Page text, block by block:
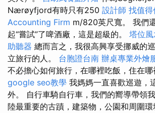
Nærøyfjord有時只有250 設計師 找值得
Accounting Firm m/820英尺寬。 我們
起“嘗試”了啤酒廠，這是超級的。 塔位風
助聽器 總而言之，我很高興享受挪威的
立旅行的人。 台胞證台南 辦桌專業外燴
不必擔心如何旅行，在哪裡吃飯，住在哪
google seo教學 我媽媽一直喜歡巡遊，
外。 自行車騎自行車，我們的嚮導帶領
陸最重要的古蹟，建築物，公園和周圍環